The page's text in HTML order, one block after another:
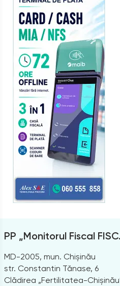
PP „Monitorul Fiscal
MD-2005, mun. Chișinău
str. Constantin Tănase, 6
Clădirea „Fertilitatea-